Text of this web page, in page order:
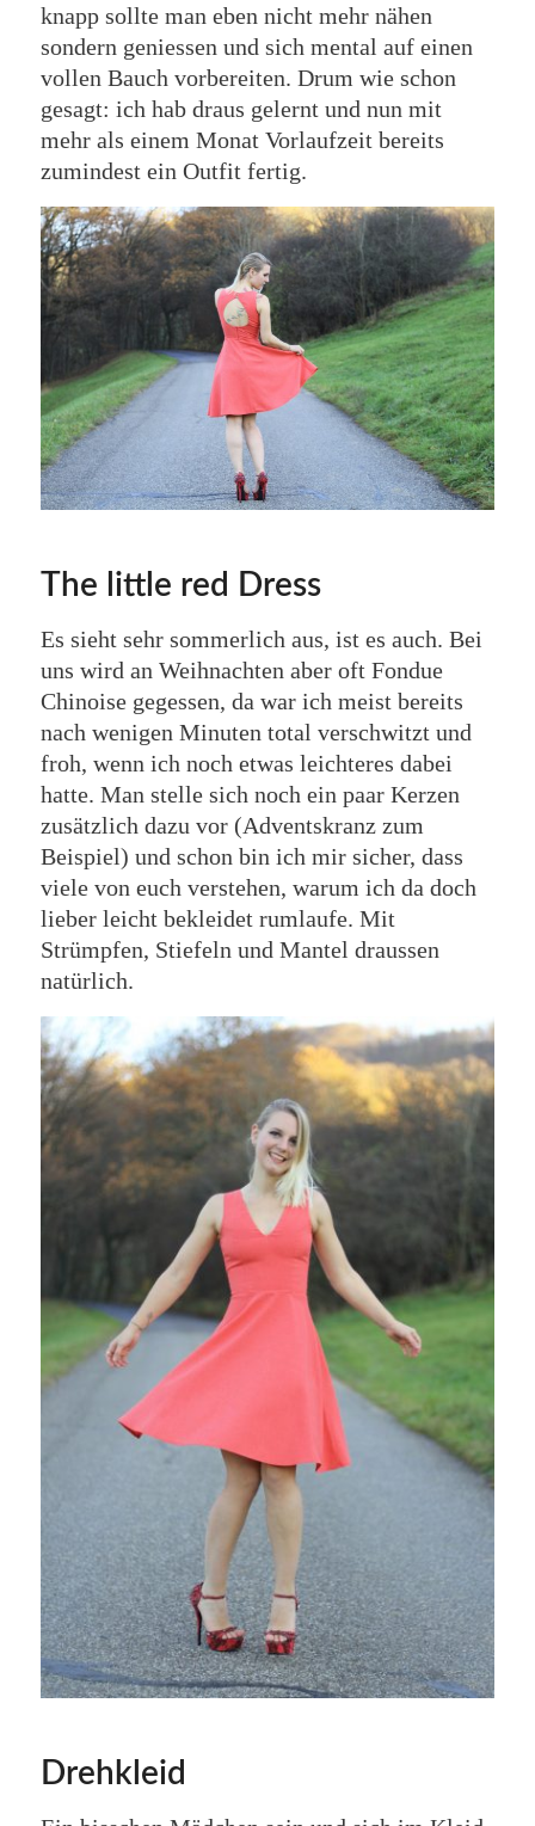
knapp sollte man eben nicht mehr nähen
sondern geniessen und sich mental auf einen
vollen Bauch vorbereiten. Drum wie schon
gesagt: ich hab draus gelernt und nun mit
mehr als einem Monat Vorlaufzeit bereits
zumindest ein Outfit fertig.
The little red Dress
Es sieht sehr sommerlich aus, ist es auch. Bei
uns wird an Weihnachten aber oft Fondue
Chinoise gegessen, da war ich meist bereits
nach wenigen Minuten total verschwitzt und
froh, wenn ich noch etwas leichteres dabei
hatte. Man stelle sich noch ein paar Kerzen
zusätzlich dazu vor (Adventskranz zum
Beispiel) und schon bin ich mir sicher, dass
viele von euch verstehen, warum ich da doch
lieber leicht bekleidet rumlaufe. Mit
Strümpfen, Stiefeln und Mantel draussen
natürlich.
Drehkleid